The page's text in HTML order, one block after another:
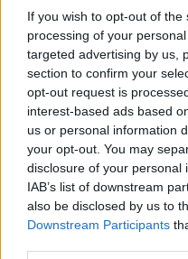
If you wish to opt-out of
processing of your
targeted advertising by us,
section to confirm your
opt-out request is
interest-based ads based
us or personal information
your opt-out. You may
disclosure of your personal
IAB’s list of downstream
also be disclosed by us to
Downstream Participants
Solar
Trocas
7 de Agosto
Atleta
se
7 de Agosto
Abate